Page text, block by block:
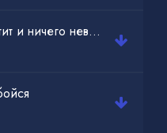
Нам ничего не светит и ничего неважно